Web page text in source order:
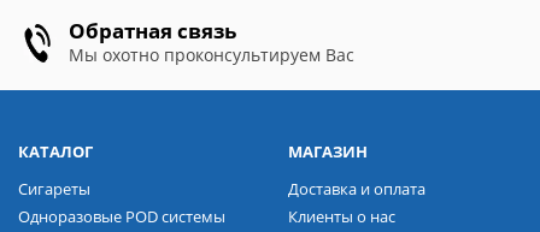
Обратная связь
Мы охотно проконсультируем Вас
КАТАЛОГ
Сигареты
Одноразовые POD системы
МАГАЗИН
Доставка и оплата
Клиенты о нас